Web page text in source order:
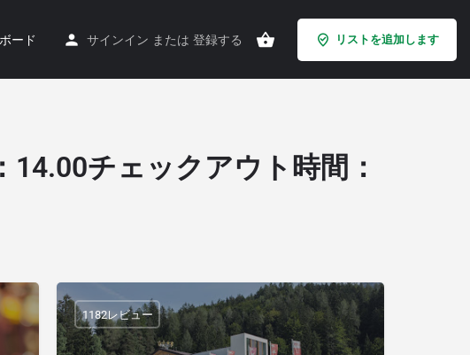
ード サインイン または 登録する リストを追加します
チェックアウト時間：
1182レビュー